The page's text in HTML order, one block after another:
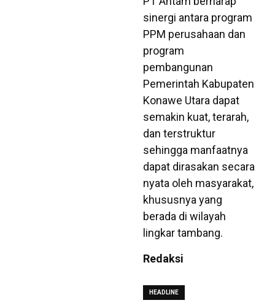
sinergi antara program
PPM perusahaan dan
program
pembangunan
Pemerintah Kabupaten
Konawe Utara dapat
semakin kuat, terarah,
dan terstruktur
sehingga manfaatnya
dapat dirasakan secara
nyata oleh masyarakat,
khususnya yang
berada di wilayah
lingkar tambang.
Redaksi
HEADLINE